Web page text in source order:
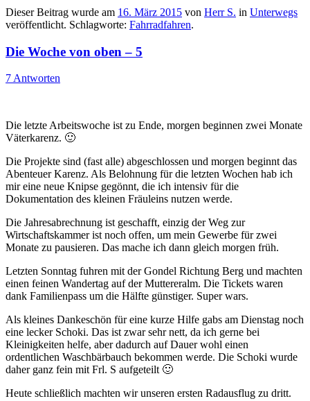
Dieser Beitrag wurde am 16. März 2015 von Herr S. in Unterwegs
veröffentlicht. Schlagworte: Fahrradfahren.
Die Woche von oben – 5
7 Antworten
Die letzte Arbeitswoche ist zu Ende, morgen beginnen zwei Monate
Väterkarenz. 🙂
Die Projekte sind (fast alle) abgeschlossen und morgen beginnt das
Abenteuer Karenz. Als Belohnung für die letzten Wochen hab ich
mir eine neue Knipse gegönnt, die ich intensiv für die
Dokumentation des kleinen Fräuleins nutzen werde.
Die Jahresabrechnung ist geschafft, einzig der Weg zur
Wirtschaftskammer ist noch offen, um mein Gewerbe für zwei
Monate zu pausieren. Das mache ich dann gleich morgen früh.
Letzten Sonntag fuhren mit der Gondel Richtung Berg und machten
einen feinen Wandertag auf der Muttereralm. Die Tickets waren
dank Familienpass um die Hälfte günstiger. Super wars.
Als kleines Dankeschön für eine kurze Hilfe gabs am Dienstag noch
eine lecker Schoki. Das ist zwar sehr nett, da ich gerne bei
Kleinigkeiten helfe, aber dadurch auf Dauer wohl einen
ordentlichen Waschbärbauch bekommen werde. Die Schoki wurde
daher ganz fein mit Frl. S aufgeteilt 🙂
Heute schließlich machten wir unseren ersten Radausflug zu dritt.